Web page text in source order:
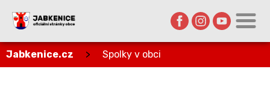
Jabkenice.cz > Spolky v obci